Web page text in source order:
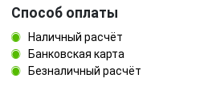
Способ оплаты
Наличный расчёт
Банковская карта
Безналичный расчёт